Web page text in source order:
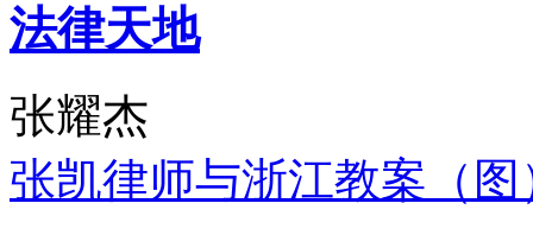
法律天地
张耀杰
张凯律师与浙江教案（图